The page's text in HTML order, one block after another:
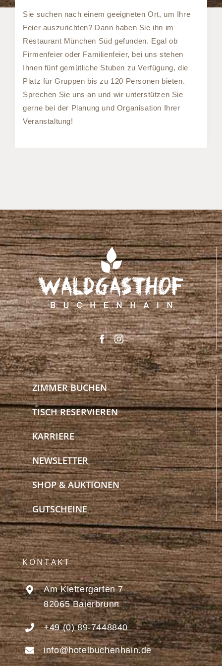
Sie suchen nach einem geeigneten Ort, um Ihre
Feier auszurichten? Dann haben Sie ihn im
Restaurant München Süd gefunden. Egal ob
Firmenfeier oder Familienfeier, bei uns stehen
Ihnen fünf gemütliche Stuben zu Verfügung, die
Platz für Gruppen bis zu 120 Personen bieten.
Sprechen Sie uns an und wir unterstützen Sie
gerne bei der Planung und Organisation Ihrer
Veranstaltung!
ZIMMER BUCHEN
TISCH RESERVIEREN
KARRIERE
NEWSLETTER
SHOP & AUKTIONEN
GUTSCHEINE
KONTAKT
Am Klettergarten 7
82065 Baierbrunn
+49 (0) 89-7448840
info@hotelbuchenhain.de